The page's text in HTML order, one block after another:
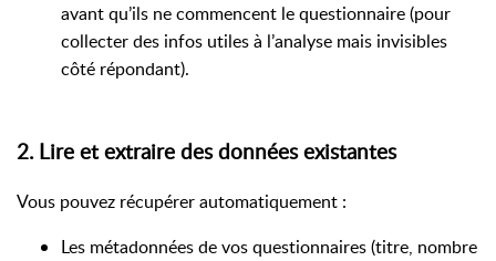
avant qu’ils ne commencent le questionnaire (pour
collecter des infos utiles à l’analyse mais invisibles
côté répondant).
2. Lire et extraire des données existantes
Vous pouvez récupérer automatiquement :
Les métadonnées de vos questionnaires (titre, nombre